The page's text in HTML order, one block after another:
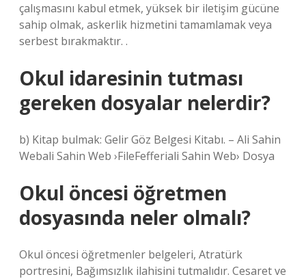
çalışmasını kabul etmek, yüksek bir iletişim gücüne
sahip olmak, askerlik hizmetini tamamlamak veya
serbest bırakmaktır. .
Okul idaresinin tutması
gereken dosyalar nelerdir?
b) Kitap bulmak: Gelir Göz Belgesi Kitabı. – Ali Sahin
Webali Sahin Web ›FileFefferiali Sahin Web› Dosya
Okul öncesi öğretmen
dosyasında neler olmalı?
Okul öncesi öğretmenler belgeleri, Atratürk
portresini, Bağımsızlık ilahisini tutmalıdır. Cesaret ve